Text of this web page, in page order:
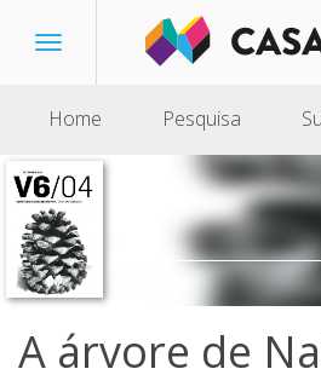
Toggle
Home Pesquisa
A árvore de